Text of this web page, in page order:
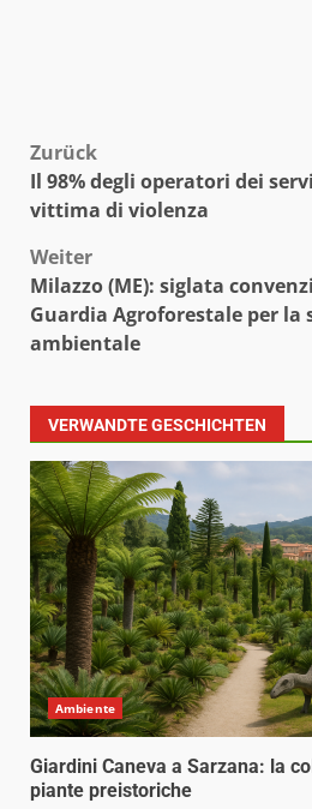
Beitragsnavigation
Zurück
Il 98% degli operatori dei
vittima di violenza
Weiter
Milazzo (ME): siglata
Guardia Agroforestale per la
ambientale
VERWANDTE GESCHICHTEN
Ambiente
Giardini Caneva a Sarzana: la
piante preistoriche